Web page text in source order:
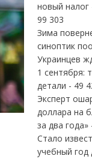
новый налог
99 303
Зима
синоптик
Украинцев
1 сентября:
детали - 49
Эксперт
доллара на
за два года»
Стало
учебный год